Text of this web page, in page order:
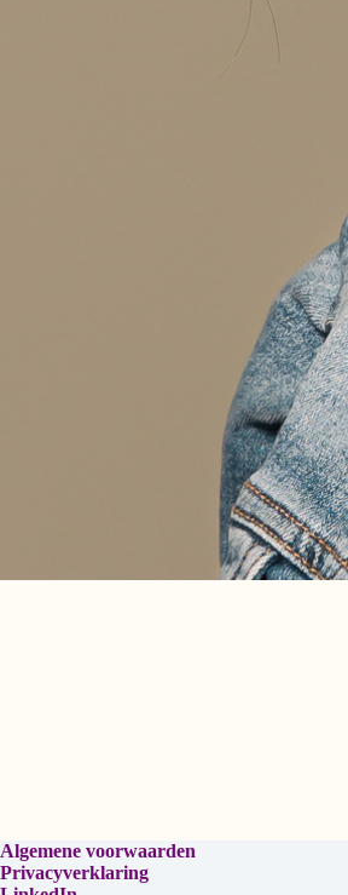
Algemene voorwaarden
Privacyverklaring